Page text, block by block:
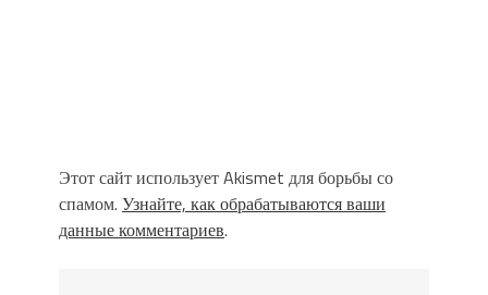
Этот сайт использует Akismet для борьбы со
спамом. Узнайте, как обрабатываются ваши
данные комментариев.